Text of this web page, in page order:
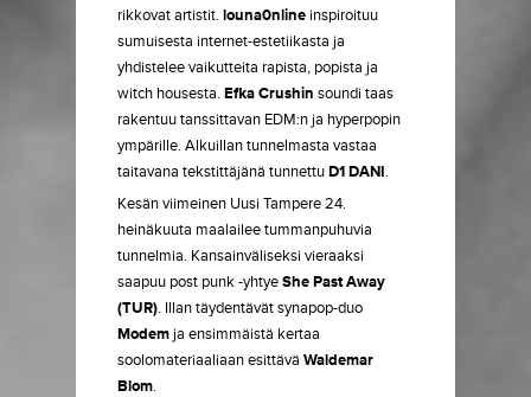
rikkovat artistit. louna0nline inspiroituu
sumuisesta internet-estetiikasta ja
yhdistelee vaikutteita rapista, popista ja
witch housesta. Efka Crushin soundi taas
rakentuu tanssittavan EDM:n ja hyperpopin
ympärille. Alkuillan tunnelmasta vastaa
taitavana tekstittäjänä tunnettuD1 DANI.
Kesän viimeinen Uusi Tampere 24.
heinäkuuta maalailee tummanpuhuvia
tunnelmia. Kansainväliseksi vieraaksi
saapuu post punk -yhtyeShe Past Away
(TUR). Illan täydentävät synapop-duo
Modem ja ensimmäistä kertaa
soolomateriaaliaan esittävä Waldemar
Blom.